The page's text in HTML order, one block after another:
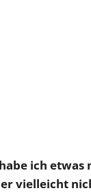
ich etwas
vielleicht